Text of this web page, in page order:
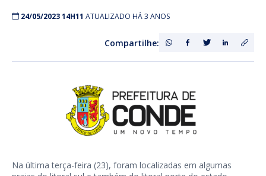
24/05/2023 14H11 ATUALIZADO HÁ 3 ANOS
Compartilhe:
Na última terça-feira (23), foram localizadas em algumas